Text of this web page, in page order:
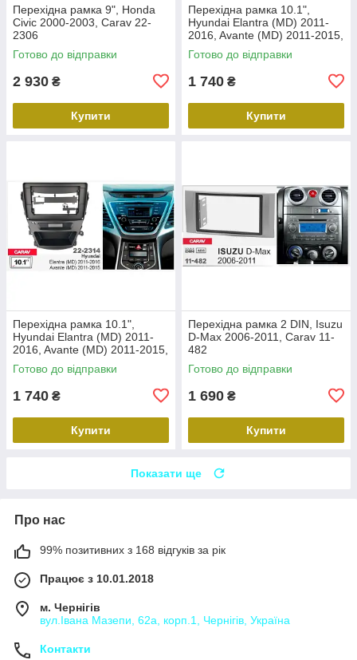
Перехідна рамка 9", Honda
Civic 2000-2003, Carav 22-
2306
Готово до відправки
2 930 ₴
Купити
Перехідна рамка 10.1",
Hyundai Elantra (MD) 2011-
2016, Avante (MD) 2011-2015,
Carav 22-2312
Готово до відправки
1 740 ₴
Купити
Перехідна рамка 10.1",
Hyundai Elantra (MD) 2011-
2016, Avante (MD) 2011-2015,
Carav 22-2314
Готово до відправки
1 740 ₴
Купити
Перехідна рамка 2 DIN, Isuzu
D-Max 2006-2011, Carav 11-
482
Готово до відправки
1 690 ₴
Купити
Показати ще
Про нас
99% позитивних з 168 відгуків за рік
Працює з 10.01.2018
м. Чернігів
вул.Івана Мазепи, 62а, корп.1, Чернігів, Україна
Контакти